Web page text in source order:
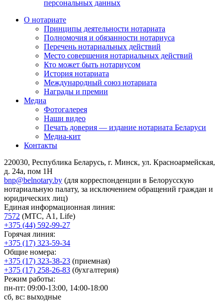
персональных данных
О нотариате
Принципы деятельности нотариата
Полномочия и обязанности нотариуса
Перечень нотариальных действий
Место совершения нотариальных действий
Кто может быть нотариусом
История нотариата
Международный союз нотариата
Награды и премии
Медиа
Фотогалерея
Наши видео
Печать доверия — издание нотариата Беларуси
Медиа-кит
Контакты
220030, Республика Беларусь, г. Минск, ул. Красноармейская,
д. 24а, пом 1Н
bnp@belnotary.by (для корреспонденции в Белорусскую
нотариальную палату, за исключением обращений граждан и
юридических лиц)
Единая информационная линия:
7572 (МТС, A1, Life)
+375 (44) 592-99-27
Горячая линия:
+375 (17) 323-59-34
Общие номера:
+375 (17) 323-38-23 (приемная)
+375 (17) 258-26-83 (бухгалтерия)
Режим работы:
пн-пт: 09:00-13:00, 14:00-18:00
сб, вс: выходные